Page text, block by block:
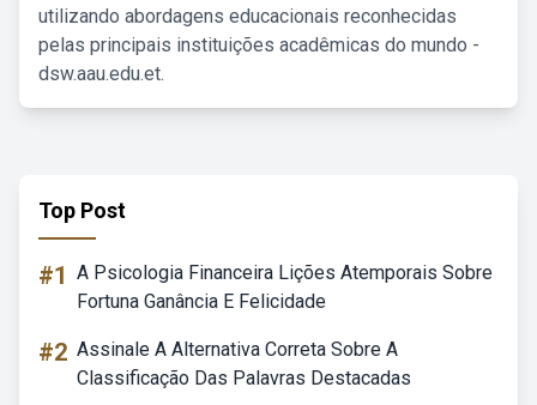
utilizando abordagens educacionais reconhecidas
pelas principais instituições acadêmicas do mundo -
dsw.aau.edu.et.
Top Post
#1 A Psicologia Financeira Lições Atemporais Sobre
Fortuna Ganância E Felicidade
#2 Assinale A Alternativa Correta Sobre A
Classificação Das Palavras Destacadas